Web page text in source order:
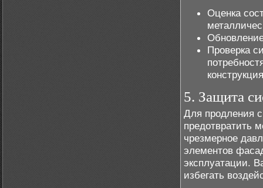
Оценка
Проверка
5. Защита
Для продления
предотвратить
чрезмерное
элементов
эксплуатации.
избегать